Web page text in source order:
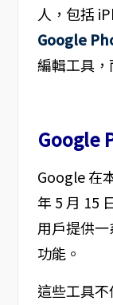
人，包括
Google
編輯工具，
Google
Google 在
年 5 月 15
用戶提供
功能。
這些工具